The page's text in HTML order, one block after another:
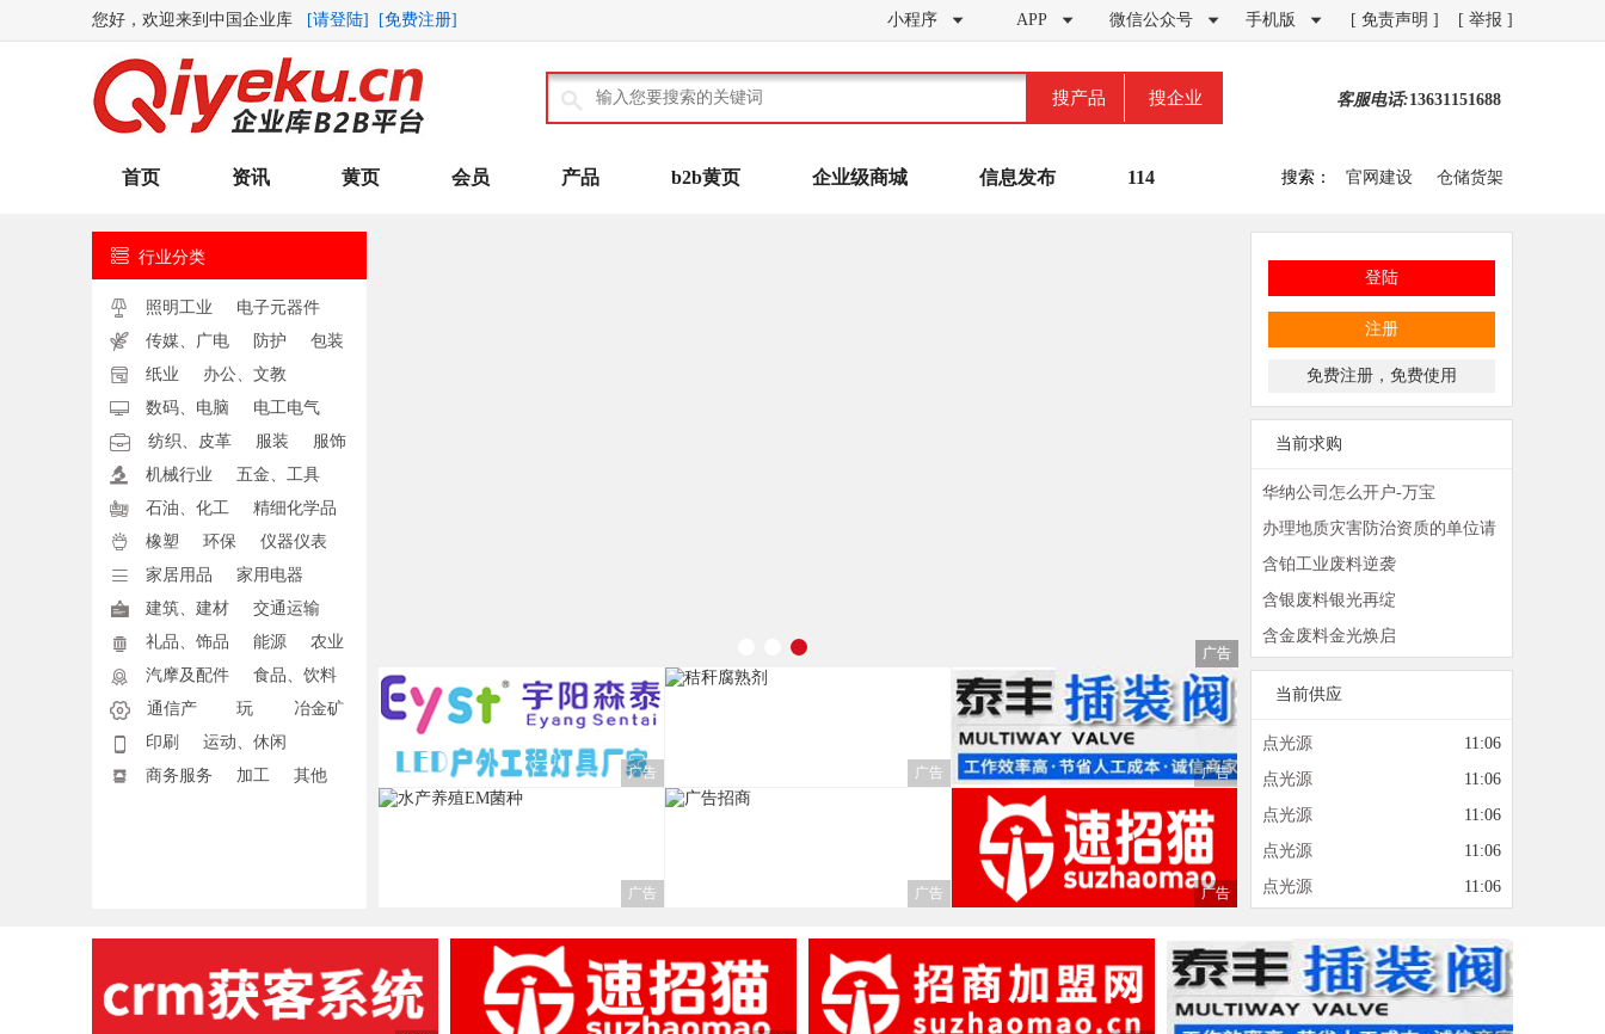
您好，欢迎来到中国企业库 [请登陆] [免费注册] 小程序  APP  微信公众号  手机版  [ 免责声明 ] [ 举报 ]
 搜产品 搜企业 客服电话:13631151688
首页 资讯 黄页 会员 产品 b2b黄页 企业级商城 信息发布 114 搜索： 官网建设 仓储货架
 行业分类
 照明工业 电子元器件
 传媒、广电 防护 包装
 纸业 办公、文教
 数码、电脑 电工电气
 纺织、皮革 服装 服饰
 机械行业 五金、工具
 石油、化工 精细化学品
 橡塑 环保 仪器仪表
 家居用品 家用电器
 建筑、建材 交通运输
 礼品、饰品 能源 农业
 汽摩及配件 食品、饮料

通信产
品
玩
具
冶金矿
 印刷 运动、休闲
 商务服务 加工 其他
广告
广告 广告 广告
广告 广告 广告
登陆
注册
免费注册，免费使用
当前求购
华纳公司怎么开户-万宝
路-16606917727【华纳公司在线
客服】
办理地质灾害防治资质的单位请
详看
含铂工业废料逆袭
含银废料银光再绽
含金废料金光焕启
当前供应
点光源
11:06
点光源
11:06
点光源
11:06
点光源
11:06
点光源
11:06